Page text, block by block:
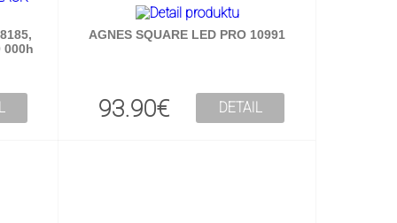
000h
AGNES SQUARE LED PRO 10991
93.90€ DETAIL